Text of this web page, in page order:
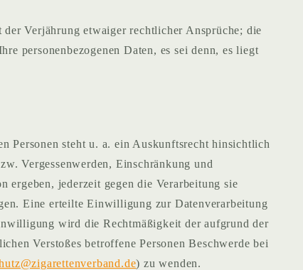
Verjährung etwaiger rechtlicher Ansprüche; die
personenbezogenen Daten, es sei denn, es liegt
Personen steht u. a. ein Auskunftsrecht hinsichtlich
Vergessenwerden, Einschränkung und
ergeben, jederzeit gegen die Verarbeitung sie
Eine erteilte Einwilligung zur Datenverarbeitung
wird die Rechtmäßigkeit der aufgrund der
Verstoßes betroffene Personen Beschwerde bei
) zu wenden.